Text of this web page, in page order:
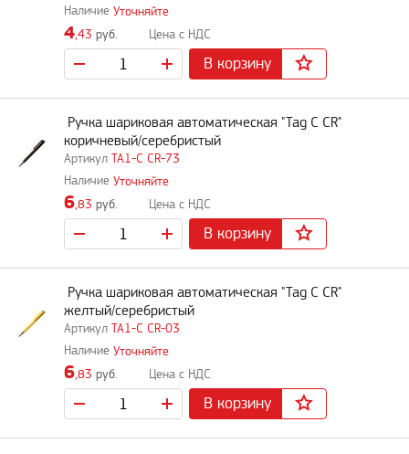
Уточняйте
4,43 руб.
В корзину
TA1-C CR-73
Ручка шариковая автоматическая "Tag C CR"
коричневый/серебристый
Уточняйте
6,83 руб.
В корзину
TA1-C CR-03
Ручка шариковая автоматическая "Tag C CR"
желтый/серебристый
Уточняйте
6,83 руб.
В корзину